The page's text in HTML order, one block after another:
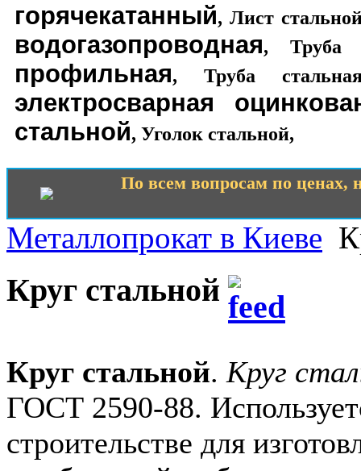
горячекатанный, Лист
водогазопроводная, Труба
профильная, Труба
электросварная
стальной, Уголок стальной,
По всем вопросам по ценах,
Металлопрокат в Киеве
Круг стальной
Круг стальной. Круг
ГОСТ 2590-88.
строительстве для